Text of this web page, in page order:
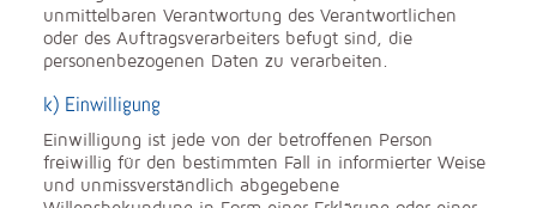
unmittelbaren Verantwortung des Verantwortlichen
oder des Auftragsverarbeiters befugt sind, die
personenbezogenen Daten zu verarbeiten.
k) Einwilligung
Einwilligung ist jede von der betroffenen Person
freiwillig für den bestimmten Fall in informierter Weise
und unmissverständlich abgegebene